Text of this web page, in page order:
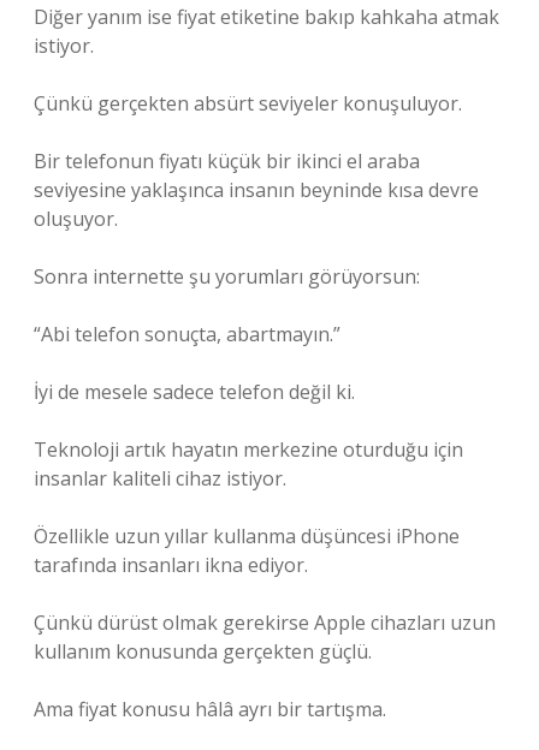
Diğer yanım ise fiyat etiketine bakıp kahkaha atmak
istiyor.
Çünkü gerçekten absürt seviyeler konuşuluyor.
Bir telefonun fiyatı küçük bir ikinci el araba
seviyesine yaklaşınca insanın beyninde kısa devre
oluşuyor.
Sonra internette şu yorumları görüyorsun:
“Abi telefon sonuçta, abartmayın.”
İyi de mesele sadece telefon değil ki.
Teknoloji artık hayatın merkezine oturduğu için
insanlar kaliteli cihaz istiyor.
Özellikle uzun yıllar kullanma düşüncesi iPhone
tarafında insanları ikna ediyor.
Çünkü dürüst olmak gerekirse Apple cihazları uzun
kullanım konusunda gerçekten güçlü.
Ama fiyat konusu hâlâ ayrı bir tartışma.